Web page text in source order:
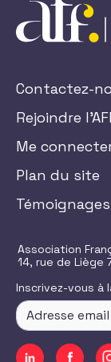
Contactez-
Rejoindre
Me
Plan du site
Témoignages
Association
14, rue de Liège
Inscrivez-vous à